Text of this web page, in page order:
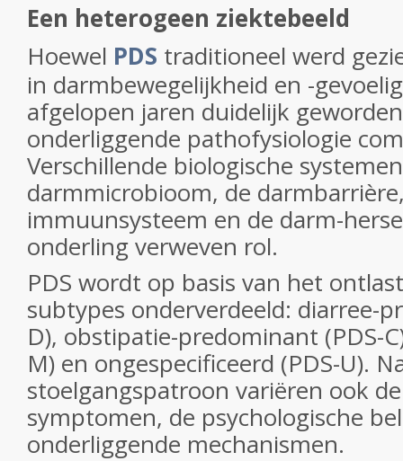
Een heterogeen ziektebeeld
Hoewel PDS traditioneel werd
in darmbewegelijkheid en -
afgelopen jaren duidelijk
onderliggende pathofysiologie
Verschillende biologische
darmmicrobioom, de
immuunsysteem en de darm-
onderling verweven rol.
PDS wordt op basis van het
subtypes onderverdeeld: diarree-
D), obstipatie-predominant (PDS-
M) en ongespecificeerd (PDS-U).
stoelgangspatroon variëren ook
symptomen, de psychologische
onderliggende mechanismen.